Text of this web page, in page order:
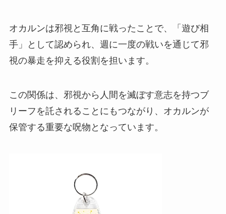
オカルンは邪視と互角に戦ったことで、「遊び相
手」として認められ、週に一度の戦いを通じて邪
視の暴走を抑える役割を担います。
この関係は、邪視から人間を滅ぼす意志を持つブ
リーフを託されることにもつながり、オカルンが
保管する重要な呪物となっています。